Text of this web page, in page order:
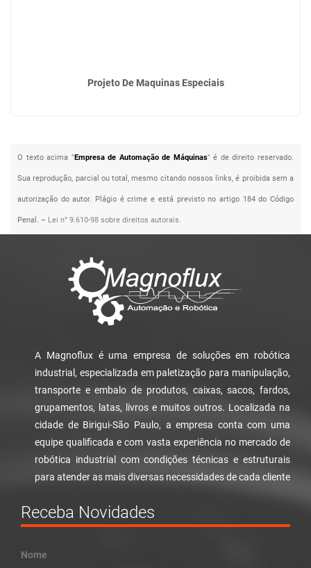
Projeto De Maquinas Especiais
O texto acima " Empresa de Automação de Máquinas" é de direito reservado.
Sua reprodução, parcial ou total, mesmo citando nossos links, é proibida sem a
autorização do autor. Plágio é crime e está previsto no artigo 184 do Código
Penal. – Lei n° 9.610-98 sobre direitos autorais.
A Magnoflux é uma empresa de soluções em robótica
industrial, especializada em paletização para manipulação,
transporte e embalo de produtos, caixas, sacos, fardos,
grupamentos, latas, livros e muitos outros. Localizada na
cidade de Birigui-São Paulo, a empresa conta com uma
equipe qualificada e com vasta experiência no mercado de
robótica industrial com condições técnicas e estruturais
para atender as mais diversas necessidades de cada cliente
Receba Novidades
Nome